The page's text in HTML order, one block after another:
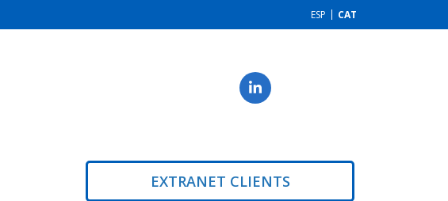
ESP CAT
EXTRANET CLIENTS